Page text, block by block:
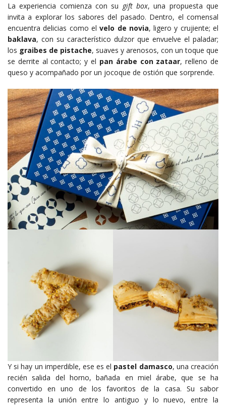
La experiencia comienza con su gift box, una propuesta que
invita a explorar los sabores del pasado. Dentro, el comensal
encuentra delicias como elvelo de novia, ligero y crujiente; el
baklava, con su característico dulzor que envuelve el paladar;
los graibes de pistache, suaves y arenosos, con un toque que
se derrite al contacto; y el pan árabe con zataar, relleno de
queso y acompañado por un jocoque de ostión que sorprende.
Y si hay un imperdible, ese es el pastel damasco, una creación
recién salida del horno, bañada en miel árabe, que se ha
convertido en uno de los favoritos de la casa. Su sabor
representa la unión entre lo antiguo y lo nuevo, entre la